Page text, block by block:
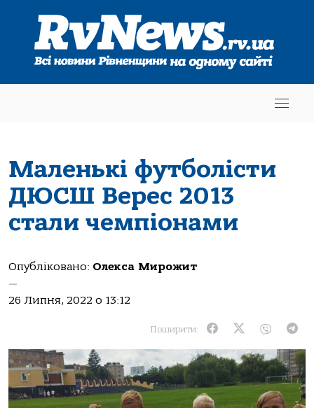
Маленькі футболісти
ДЮСШ Верес 2013
стали чемпіонами
Опубліковано: Олекса Мирожит
—
26 Липня, 2022 о 13:12
Поширити: